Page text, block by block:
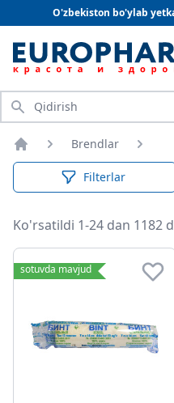
O'zbekiston bo'ylab
Qidirish
Bosh sahifa
Brendlar
Filterlar
Ko'rsatildi 1-24 dan 1182
sotuvda mavjud